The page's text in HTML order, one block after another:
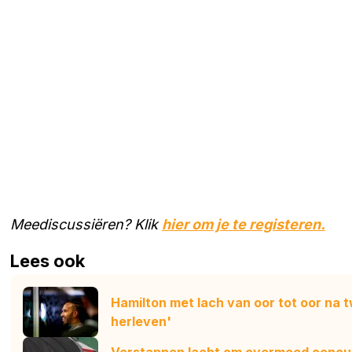
Meediscussiëren? Klikhier om je te registeren.
Lees ook
Hamilton met lach van oor tot oor na
herleven'